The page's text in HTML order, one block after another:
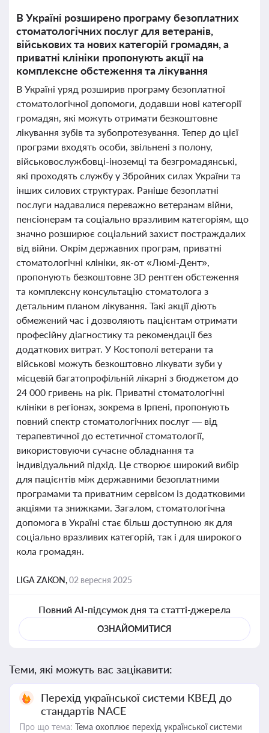
В Україні розширено програму безоплатних
стоматологічних послуг для ветеранів,
військових та нових категорій громадян, а
приватні клініки пропонують акції на
комплексне обстеження та лікування
В Україні уряд розширив програму безоплатної
стоматологічної допомоги, додавши нові категорії
громадян, які можуть отримати безкоштовне
лікування зубів та зубопротезування. Тепер до цієї
програми входять особи, звільнені з полону,
військовослужбовці-іноземці та безгромадянські,
які проходять службу у Збройних силах України та
інших силових структурах. Раніше безоплатні
послуги надавалися переважно ветеранам війни,
пенсіонерам та соціально вразливим категоріям, що
значно розширює соціальний захист постраждалих
від війни. Окрім державних програм, приватні
стоматологічні клініки, як-от «Люмі-Дент»,
пропонують безкоштовне 3D рентген обстеження
та комплексну консультацію стоматолога з
детальним планом лікування. Такі акції діють
обмежений час і дозволяють пацієнтам отримати
професійну діагностику та рекомендації без
додаткових витрат. У Костополі ветерани та
військові можуть безкоштовно лікувати зуби у
місцевій багатопрофільній лікарні з бюджетом до
24 000 гривень на рік. Приватні стоматологічні
клініки в регіонах, зокрема в Ірпені, пропонують
повний спектр стоматологічних послуг — від
терапевтичної до естетичної стоматології,
використовуючи сучасне обладнання та
індивідуальний підхід. Це створює широкий вибір
для пацієнтів між державними безоплатними
програмами та приватним сервісом із додатковими
акціями та знижками. Загалом, стоматологічна
допомога в Україні стає більш доступною як для
соціально вразливих категорій, так і для широкого
кола громадян.
LIGA ZAKON,02 вересня 2025
Повний AI-підсумок дня та статті-джерела
ОЗНАЙОМИТИСЯ
Теми, які можуть вас зацікавити:
Перехід української системи КВЕД до
стандартів NACE
Про що тема: Тема охоплює перехід української системи